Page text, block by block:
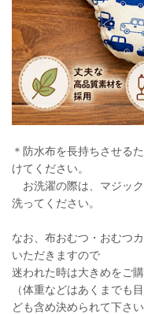
＊防水布を長持ちさせる
けてください。
お洗濯の際は、マジッ
洗ってください。
なお、布おむつ・おむつ
いただきますので
迷われた時は大きめをご
（体重などはあくまでも
ども含め決められて下さい